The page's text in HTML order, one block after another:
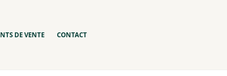
DE VENTE CONTACT